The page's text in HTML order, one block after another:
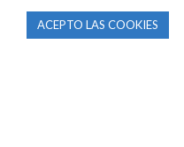
603 57 44 50
ACEPTO LAS COOKIES